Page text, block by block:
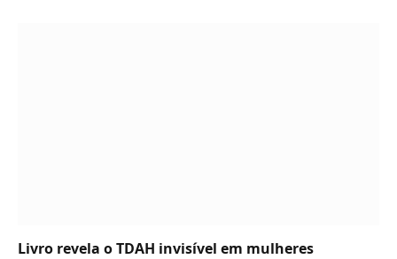
Livro revela o TDAH invisível em mulheres